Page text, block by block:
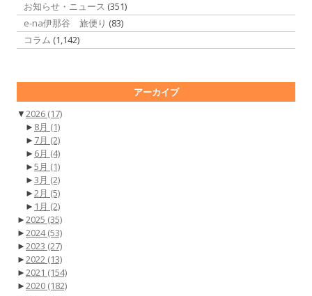
お知らせ・ニュース (351)
e-na伊那谷 旅便り (83)
コラム (1,142)
アーカイブ
▼2026 (17)
► 8月 (1)
► 7月 (2)
► 6月 (4)
►5月 (1)
►3月 (2)
►2月 (5)
► 1月 (2)
►2025 (35)
►2024(53)
►2023 (27)
►2022 (13)
►2021 (154)
►2020 (182)